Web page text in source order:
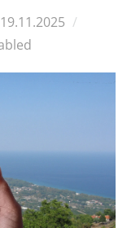
Posted
19.11.2025